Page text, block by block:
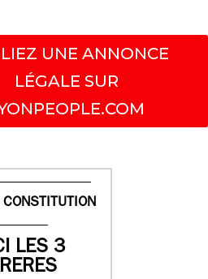
UNE ANNONCE
LÉGALE SUR
LES 3